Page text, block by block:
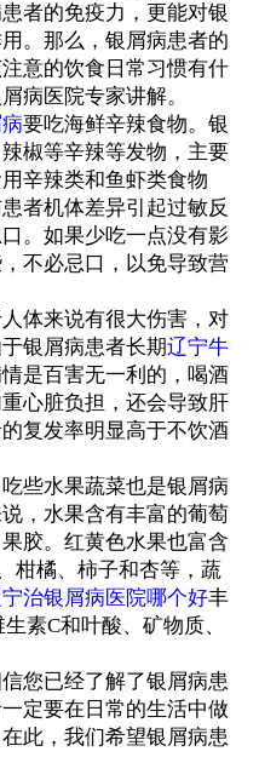
者的免疫力，更能对银
。那么，银屑病患者的
意的饮食日常习惯有什
病医院专家讲解。
要吃海鲜辛辣食物。银
椒等辛辣等发物，主要
辛辣类和鱼虾类食物
者机体差异引起过敏反
。如果少吃一点没有影
不必忌口，以免导致营
体来说有很大伤害，对
银屑病患者长期辽宁牛
是百害无一利的，喝酒
心脏负担，还会导致肝
复发率明显高于不饮酒
水果蔬菜也是银屑病
，水果含有丰富的葡萄
胶。红黄色水果也富含
柑橘、柿子和杏等，蔬
治银屑病医院哪个好丰
素C和叶酸、矿物质、
已经了解了银屑病患
定要在日常的生活中做
此，我们希望银屑病患